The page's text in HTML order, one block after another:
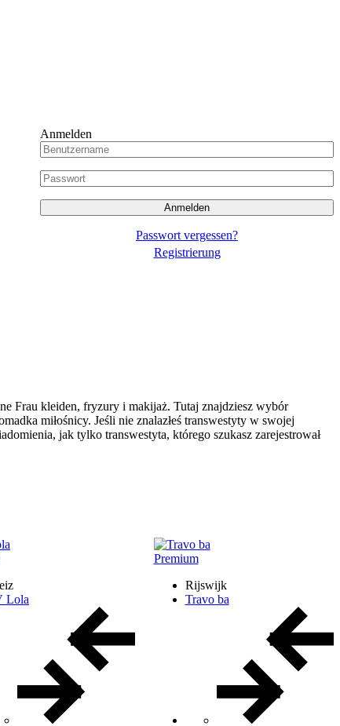
Anmelden
Passwort vergessen?
Registrierung
Frau kleiden, fryzury i makijaż. Tutaj znajdziesz wybór
miłośnicy. Jeśli nie znalazłeś transwestyty w swojej
jak tylko transwestyta, którego szukasz zarejestrował
Lola
Premium
Rijswijk
Travo ba